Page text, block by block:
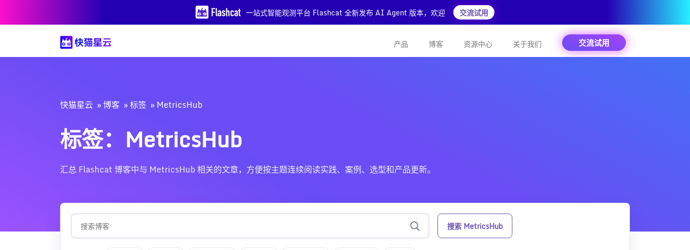
一站式智能观测平台 Flashcat 全新发布 AI Agent 版本，欢迎 交流试用
产品 博客 资源中心 关于我们 交流试用
快猫星云 博客 标签 MetricsHub
标签：MetricsHub
汇总 Flashcat 博客中与 MetricsHub 相关的文章，方便按主题连续阅读实践、案例、选型和产品更新。
搜索 MetricsHub